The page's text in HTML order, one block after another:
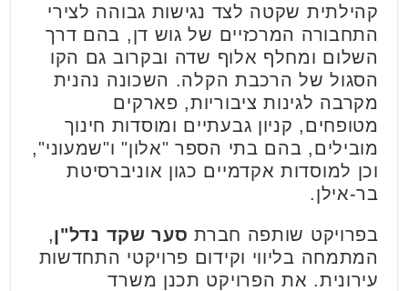
קהילתית שקטה לצד נגישות גבוהה לצירי
התחבורה המרכזיים של גוש דן, בהם דרך
השלום ומחלף אלוף שדה ובקרוב גם הקו
הסגול של הרכבת הקלה. השכונה נהנית
מקרבה לגינות ציבוריות, פארקים
מטופחים, קניון גבעתיים ומוסדות חינוך
מובילים, בהם בתי הספר "אלון" ו"שמעוני",
וכן למוסדות אקדמיים כגון אוניברסיטת
בר-אילן.
בפרויקט שותפה חברת סער שקד נדל"ן,
המתמחה בליווי וקידום פרויקטי התחדשות
עירונית. את הפרויקט תכנן משרד